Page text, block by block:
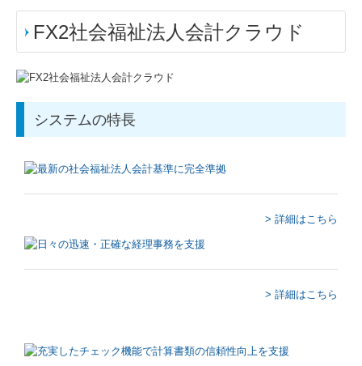
リンク集
業務案内
円満な相続・事業承継を支援
TKCシステムのご紹介
建設業用会計情報DB
FX2社会福祉法人会計クラウド
システムの特長
> 詳細はこちら
> 詳細はこちら